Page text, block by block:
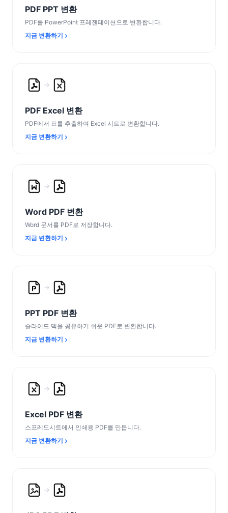
PDF PPT 변환
PDF를 PowerPoint 프레젠테이션으로 변환합니다.
지금 변환하기
PDF Excel 변환
PDF에서 표를 추출하여 Excel 시트로 변환합니다.
지금 변환하기
Word PDF 변환
Word 문서를 PDF로 저장합니다.
지금 변환하기
PPT PDF 변환
슬라이드 덱을 공유하기 쉬운 PDF로 변환합니다.
지금 변환하기
Excel PDF 변환
스프레드시트에서 인쇄용 PDF를 만듭니다.
지금 변환하기